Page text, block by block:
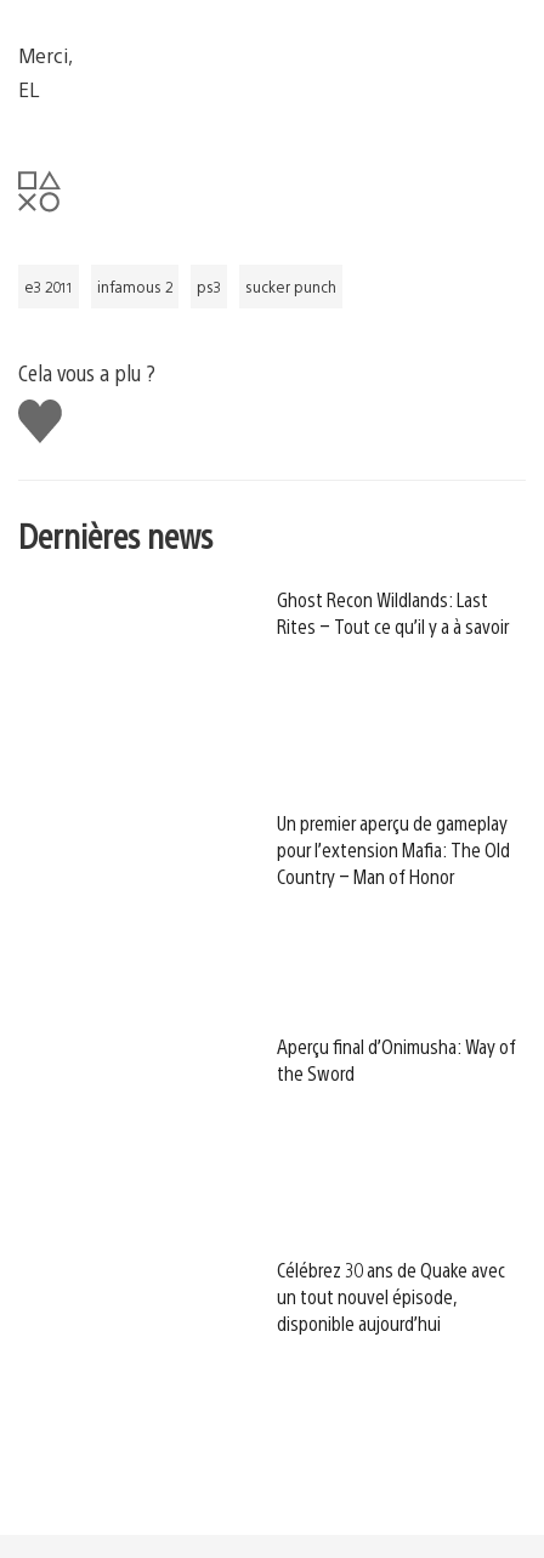
Merci,
EL
e3 2011 infamous 2 ps3 sucker punch
Cela vous a plu ?
J'aime
Dernières news
Ghost Recon Wildlands: Last
Rites – Tout ce qu’il y a à savoir
Un premier aperçu de gameplay
pour l’extension Mafia: The Old
Country – Man of Honor
Aperçu final d’Onimusha: Way of
the Sword
Célébrez 30 ans de Quake avec
un tout nouvel épisode,
disponible aujourd’hui